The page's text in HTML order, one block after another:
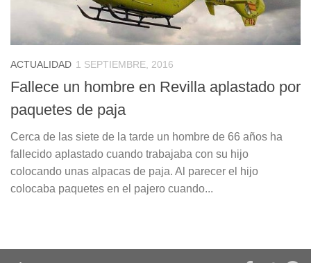
ACTUALIDAD 1 SEPTIEMBRE, 2016
Fallece un hombre en Revilla aplastado por
paquetes de paja
Cerca de las siete de la tarde un hombre de 66 años ha
fallecido aplastado cuando trabajaba con su hijo
colocando unas alpacas de paja. Al parecer el hijo
colocaba paquetes en el pajero cuando...